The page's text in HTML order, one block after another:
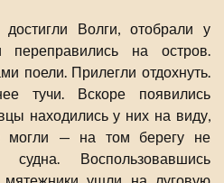
Волги, отобрали у
на остров.
поели. Прилегли отдохнуть.
тучи. Вскоре появились
находились у них на виду,
могли — на том берегу не
Воспользовавшись